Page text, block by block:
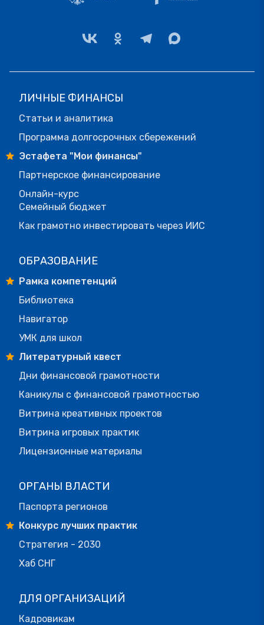
ЛИЧНЫЕ ФИНАНСЫ
Статьи и аналитика
Программа долгосрочных сбережений
Эстафета "Мои финансы"
Партнерское финансирование
Онлайн-курс
Семейный бюджет
Как грамотно инвестировать через ИИС
ОБРАЗОВАНИЕ
Рамка компетенций
Библиотека
Навигатор
УМК для школ
Литературный квест
Дни финансовой грамотности
Каникулы с финансовой грамотностью
Витрина креативных проектов
Витрина игровых практик
Лицензионные материалы
ОРГАНЫ ВЛАСТИ
Паспорта регионов
Конкурс лучших практик
Стратегия - 2030
Хаб СНГ
ДЛЯ ОРГАНИЗАЦИЙ
Кадровикам